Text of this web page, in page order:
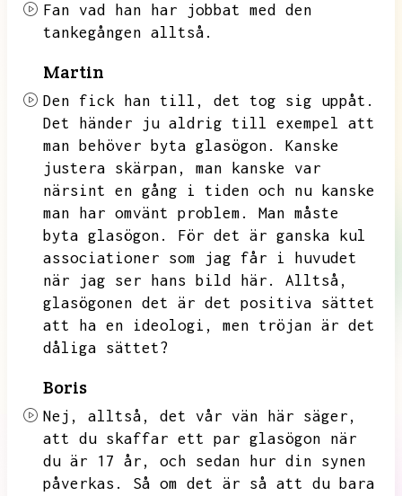
Fan vad han har jobbat med den
tankegången alltså.
Martin
Den fick han till,
det tog sig uppåt.
Det händer ju aldrig till exempel att
man behöver byta glasögon.
Kanske
justera skärpan,
man kanske var
närsint en gång i tiden och nu kanske
man har omvänt problem.
Man måste
byta glasögon.
För det är ganska kul
associationer som jag får i huvudet
när jag ser hans bild här.
Alltså,
glasögonen det är det positiva sättet
att ha en ideologi,
men tröjan är det
dåliga sättet?
Boris
Nej, alltså,
det vår vän här säger,
att du skaffar ett par glasögon när
du är 17 år,
och sedan hur din synen
påverkas.
Så om det är så att du bara